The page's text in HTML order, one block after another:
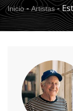
Inicio- Artistas-